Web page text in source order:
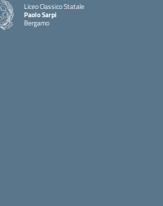
Liceo Classico Statale
Paolo Sarpi
Bergamo
— Visita la pagina iniziale della scuola